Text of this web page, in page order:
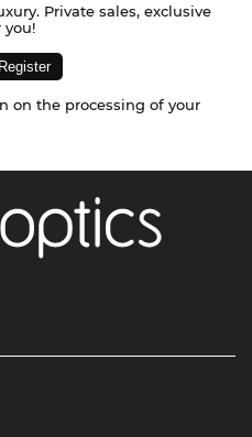
Private sales, exclusive
you!
on the processing of your